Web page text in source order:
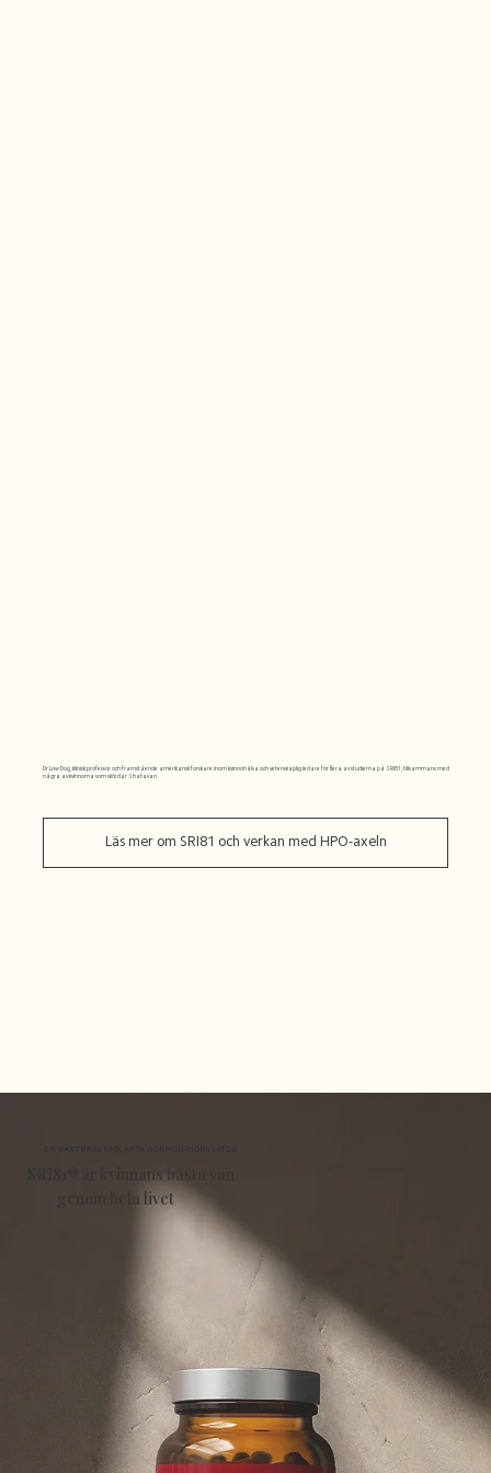
Dr Low Dog, klinisk professor och framstående amerikansk forskare inom kvinnohälsa och vetenskaplig ledare för flera av studierna på SRI81, tillsammans med
några av kvinnorna som skördar Shatavari
Läs mer om SRI81 och verkan med HPO-axeln
är kvinnans bästa vän
genom hela livet